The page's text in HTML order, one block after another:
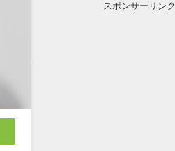
スポンサーリンク